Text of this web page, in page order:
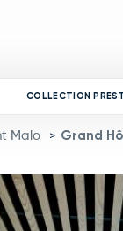
COLLECTION
Malo > Grand
the main
Use the